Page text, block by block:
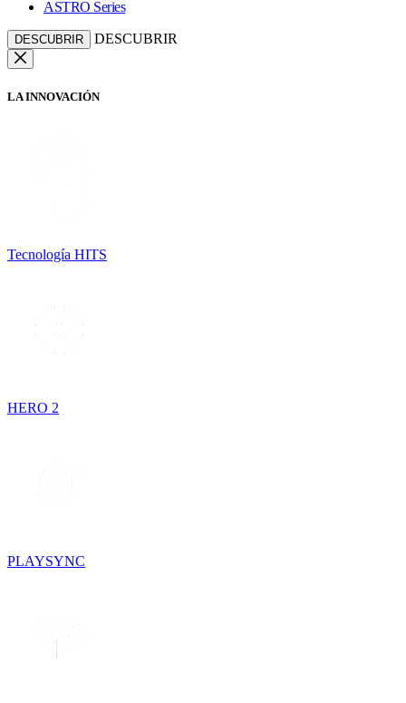
ASTRO Series
DESCUBRIR DESCUBRIR
LA INNOVACIÓN
Tecnología HITS
HERO 2
PLAYSYNC